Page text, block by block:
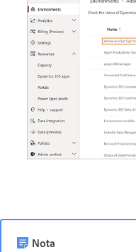
Nota